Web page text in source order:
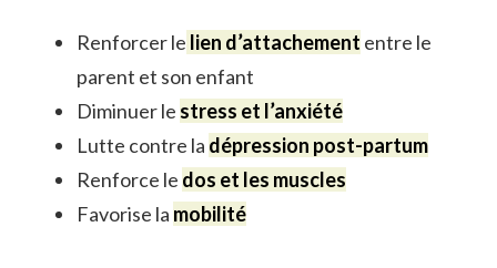
Renforcer le lien d’attachement entre le
parent et son enfant
Diminuer le stress et l’anxiété
Lutte contre la dépression post-partum
Renforce le dos et les muscles
Favorise la mobilité